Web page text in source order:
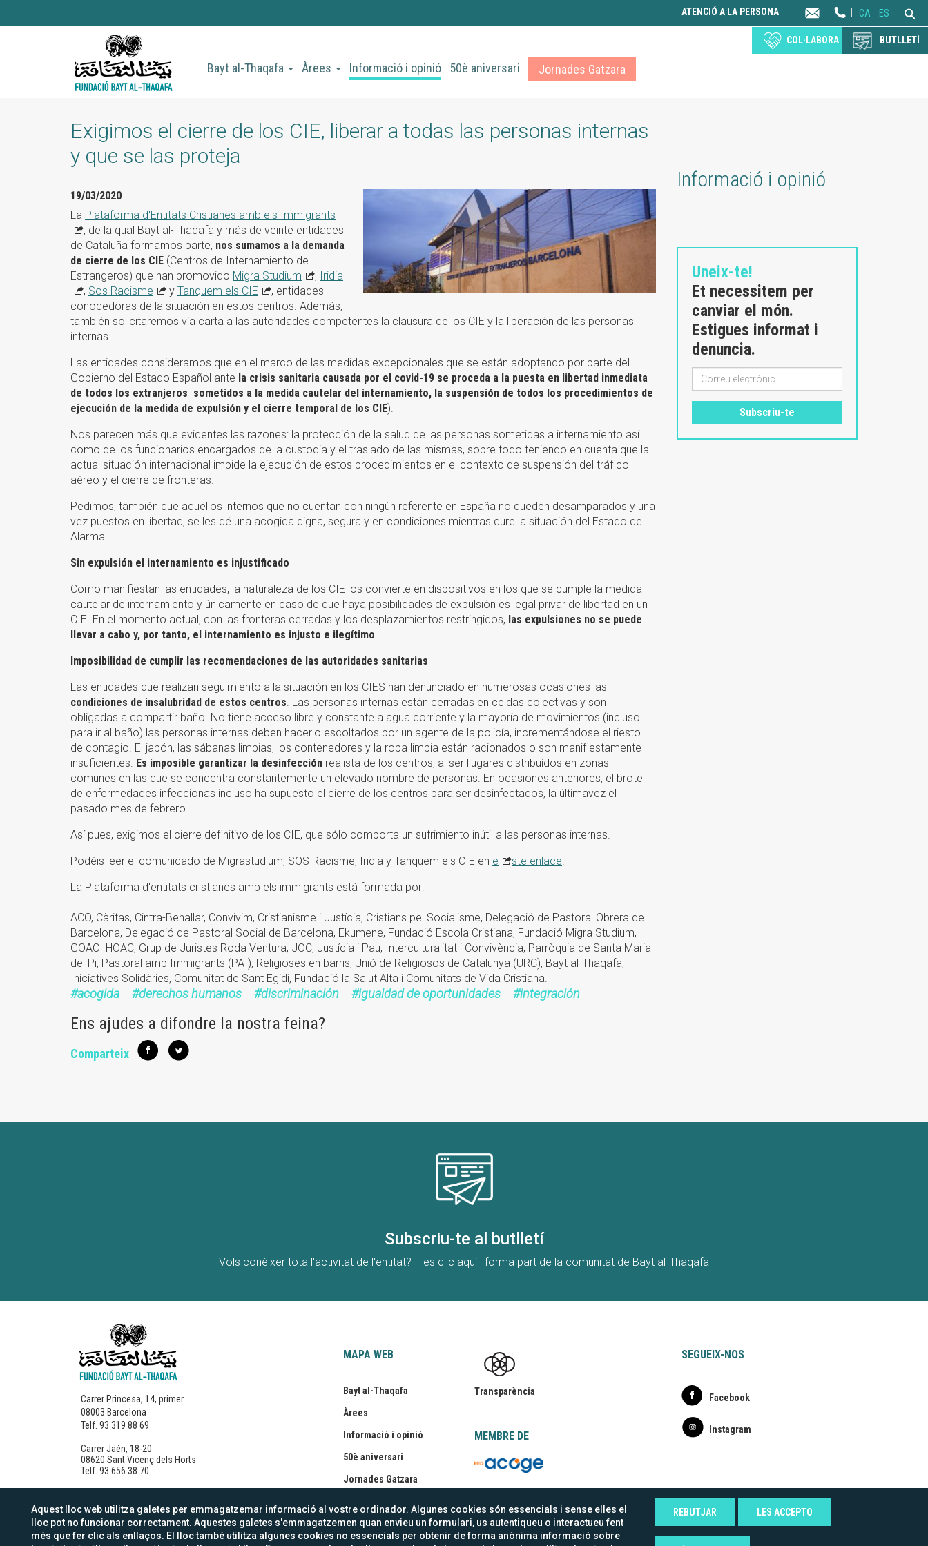
ATENCIÓ A LA PERSONA CA ES
COL·LABORA BUTLLETÍ
Bayt al-Thaqafa Àrees Informació i opinió 50è aniversari Jornades Gatzara
Exigimos el cierre de los CIE, liberar a todas las personas internas
y que se las proteja
19/03/2020
La Plataforma d'Entitats Cristianes amb els Immigrants
, de la qual Bayt al-Thaqafa y más de veinte entidades
de Cataluña formamos parte, nos sumamos a la demanda
de cierre de los CIE (Centros de Internamiento de
Estrangeros) que han promovido Migra Studium , Iridia
, Sos Racisme y Tanquem els CIE
, entidades
conocedoras de la situación en estos centros. Además,
también solicitaremos vía carta a las autoridades competentes la clausura de los CIE y la liberación de las personas
internas.
Las entidades consideramos que en el marco de las medidas excepcionales que se están adoptando por parte del
Gobierno del Estado Español ante la crisis sanitaria causada por el covid-19 se proceda a la puesta en libertad inmediata
de todos los extranjeros sometidos a la medida cautelar del internamiento, la suspensión de todos los procedimientos de
ejecución de la medida de expulsión y el cierre temporal de los CIE).
Nos parecen más que evidentes las razones: la protección de la salud de las personas sometidas a internamiento así
como de los funcionarios encargados de la custodia y el traslado de las mismas, sobre todo teniendo en cuenta que la
actual situación internacional impide la ejecución de estos procedimientos en el contexto de suspensión del tráfico
aéreo y el cierre de fronteras.
Pedimos, también que aquellos internos que no cuentan con ningún referente en España no queden desamparados y una
vez puestos en libertad, se les dé una acogida digna, segura y en condiciones mientras dure la situación del Estado de
Alarma.
Sin expulsión el internamiento es injustificado
Como manifiestan las entidades, la naturaleza de los CIE los convierte en dispositivos en los que se cumple la medida
cautelar de internamiento y únicamente en caso de que haya posibilidades de expulsión es legal privar de libertad en un
CIE. En el momento actual, con las fronteras cerradas y los desplazamientos restringidos, las expulsiones no se puede
llevar a cabo y, por tanto, el internamiento es injusto e ilegítimo.
Imposibilidad de cumplir las recomendaciones de las autoridades sanitarias
Las entidades que realizan seguimiento a la situación en los CIES han denunciado en numerosas ocasiones las
condiciones de insalubridad de estos centros. Las personas internas están cerradas en celdas colectivas y son
obligadas a compartir baño. No tiene acceso libre y constante a agua corriente y la mayoría de movimientos (incluso
para ir al baño) las personas internas deben hacerlo escoltados por un agente de la policía, incrementándose el riesto
de contagio. El jabón, las sábanas limpias, los contenedores y la ropa limpia están racionados o son manifiestamente
insuficientes. Es imposible garantizar la desinfección realista de los centros, al ser llugares distribuídos en zonas
comunes en las que se concentra constantemente un elevado nombre de personas. En ocasiones anteriores, el brote
de enfermedades infeccionas incluso ha supuesto el cierre de los centros para ser desinfectados, la últimavez el
pasado mes de febrero.
Así pues, exigimos el cierre definitivo de los CIE, que sólo comporta un sufrimiento inútil a las personas internas.
Podéis leer el comunicado de Migrastudium, SOS Racisme, Iridia y Tanquem els CIE en e ste enlace.
La Plataforma d'entitats cristianes amb els immigrants está formada por:
ACO, Càritas, Cintra-Benallar, Convivim, Cristianisme i Justícia, Cristians pel Socialisme, Delegació de Pastoral Obrera de
Barcelona, Delegació de Pastoral Social de Barcelona, Ekumene, Fundació Escola Cristiana, Fundació Migra Studium,
GOAC- HOAC, Grup de Juristes Roda Ventura, JOC, Justícia i Pau, Interculturalitat i Convivència, Parròquia de Santa Maria
del Pi, Pastoral amb Immigrants (PAI), Religioses en barris, Unió de Religiosos de Catalunya (URC), Bayt al-Thaqafa,
Iniciatives Solidàries, Comunitat de Sant Egidi, Fundació la Salut Alta i Comunitats de Vida Cristiana.
acogida derechos humanos discriminación igualdad de oportunidades integración
Ens ajudes a difondre la nostra feina?
Comparteix
Informació i opinió
Uneix-te!
Et necessitem per
canviar el món.
Estigues informat i
denuncia.
Subscriu-te
Subscriu-te al butlletí
Vols conèixer tota l'activitat de l'entitat? Fes clic aquí i forma part de la comunitat de Bayt al-Thaqafa
Carrer Princesa, 14, primer
08003 Barcelona
Telf. 93 319 88 69
Carrer Jaén, 18-20
08620 Sant Vicenç dels Horts
Telf. 93 656 38 70
MAPA WEB
Bayt al-Thaqafa
Àrees
Informació i opinió
50è aniversari
Jornades Gatzara
Transparència
MEMBRE DE
logo_redacoge_transparente.png
SEGUEIX-NOS
Facebook
Instagram
Avís legal Política de cookies Política de privacitat Intranet Canal de denúncies
Aquest lloc web utilitza galetes per emmagatzemar informació al vostre ordinador. Algunes cookies són essencials i sense elles el
lloc pot no funcionar correctament. Aquestes galetes s'emmagatzemen quan envieu un formulari, us autentiqueu o interactueu fent
més que fer clic als enllaços. El lloc també utilitza algunes cookies no essencials per obtenir de forma anònima informació sobre
REBUTJAR LES ACCEPTO